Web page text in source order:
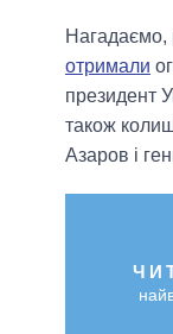
Нагадаємо,
отримали
президент
також
Азаров і